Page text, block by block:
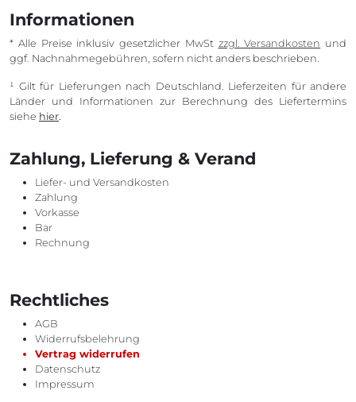
Informationen
* Alle Preise inklusiv gesetzlicher MwSt zzgl. Versandkosten und
ggf. Nachnahmegebühren, sofern nicht anders beschrieben.
¹ Gilt für Lieferungen nach Deutschland. Lieferzeiten für andere
Länder und Informationen zur Berechnung des Liefertermins
siehe hier.
Zahlung, Lieferung & Verand
Liefer- und Versandkosten
Zahlung
Vorkasse
Bar
Rechnung
Rechtliches
AGB
Widerrufsbelehrung
Vertrag widerrufen
Datenschutz
Impressum